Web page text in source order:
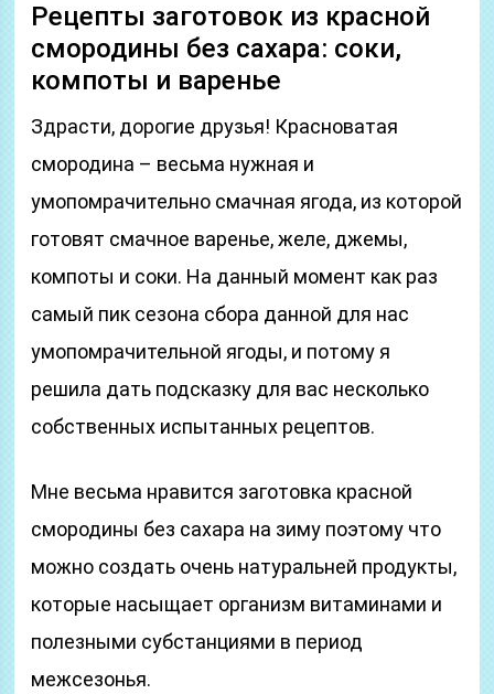
Рецепты заготовок из красной
смородины без сахара: соки,
компоты и варенье
Здрасти, дорогие друзья! Красноватая
смородина – весьма нужная и
умопомрачительно смачная ягода, из которой
готовят смачное варенье, желе, джемы,
компоты и соки. На данный момент как раз
самый пик сезона сбора данной для нас
умопомрачительной ягоды, и потому я
решила дать подсказку для вас несколько
собственных испытанных рецептов.
Мне весьма нравится заготовка красной
смородины без сахара на зиму поэтому что
можно создать очень натуральней продукты,
которые насыщает организм витаминами и
полезными субстанциями в период
межсезонья.